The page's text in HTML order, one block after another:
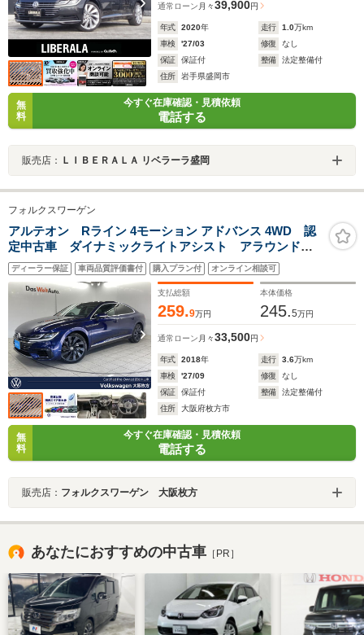
通常ローン 月々39,900円
年式 2020年 走行 1.0万km
車検
'27/03 修復
なし
保証
保証付 整備
法定整備付
住所
岩手県盛岡市
無
料
今すぐ在庫確認・見積依頼
電話する
販売店： ＬＩＢＥＲＡＬＡ リベラーラ盛岡
フォルクスワーゲン
アルテオン Rライン 4モーション アドバンス 4WD 認
定中古車 ダイナミックライトアシスト アラウンドビ
ューカメラ パワーテールゲート レザーシート パワ
ーシート オートホールド サイドアシスト 3ゾーンエ
アコン 純正ナビ スマートキー
ディーラー保証 車両品質評価書付 購入プラン付 オンライン相談可
支払総額
259.9万円
本体価格
245.5万円
通常ローン 月々33,500円
年式 2018年 走行 3.6万km
車検
'27/09 修復
なし
保証
保証付 整備
法定整備付
住所
大阪府枚方市
無
料
今すぐ在庫確認・見積依頼
電話する
販売店： フォルクスワーゲン 大阪枚方
あなたにおすすめの中古車 ［PR］